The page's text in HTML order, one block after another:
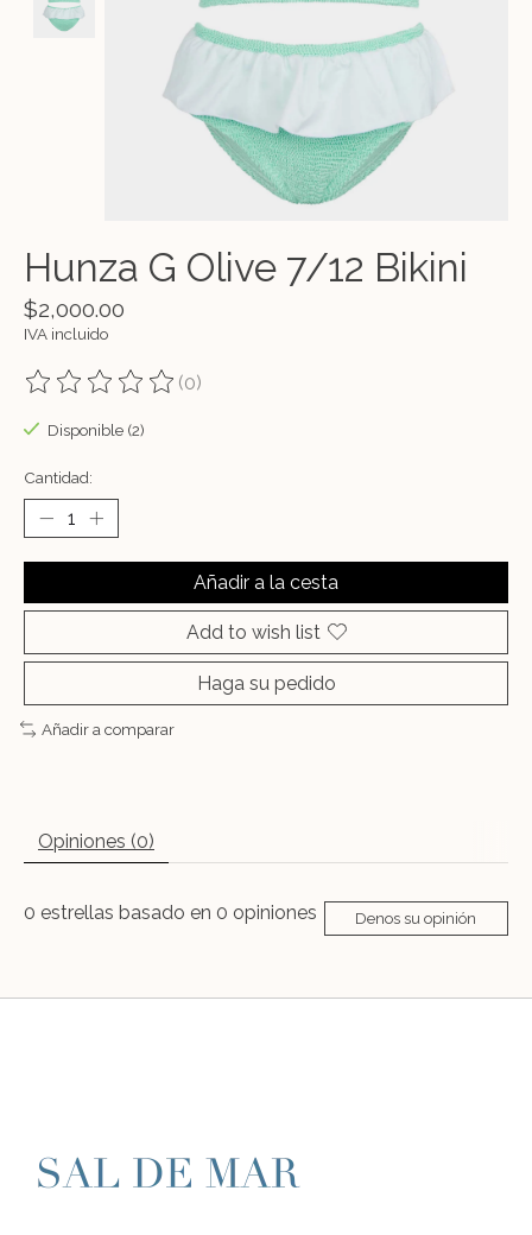
Hunza G Olive 7/12 Bikini
$2,000.00
IVA incluido
The rating of this product is
(0)
Disponible (2)
Cantidad:
Añadir a la cesta
Add to wish list
Haga su pedido
Añadir a comparar
Opiniones (0)
0 estrellas basado en 0 opiniones Denos su opinión